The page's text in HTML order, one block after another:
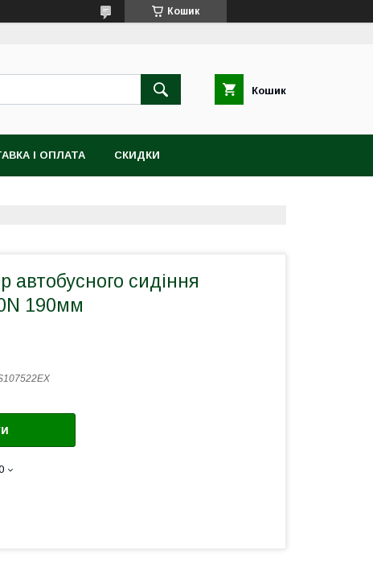
Кошик
Кошик
І ОПЛАТА СКИДКИ
автобусного сидіння
190мм